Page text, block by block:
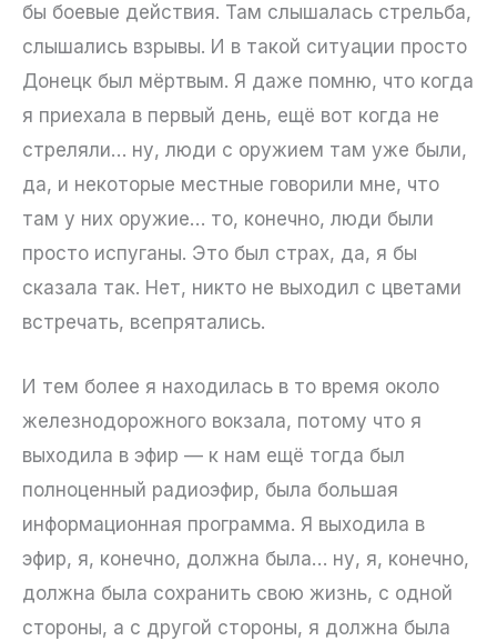
бы боевые действия. Там слышалась стрельба,
слышались взрывы. И в такой ситуации просто
Донецк был мёртвым. Я даже помню, что когда
я приехала в первый день, ещё вот когда не
стреляли… ну, люди с оружием там уже были,
да, и некоторые местные говорили мне, что
там у них оружие… то, конечно, люди были
просто испуганы. Это был страх, да, я бы
сказала так. Нет, никто не выходил с цветами
встречать, всепрятались.
И тем более я находилась в то время около
железнодорожного вокзала, потому что я
выходила в эфир — к нам ещё тогда был
полноценный радиоэфир, была большая
информационная программа. Я выходила в
эфир, я, конечно, должна была… ну, я, конечно,
должна была сохранить свою жизнь, с одной
стороны, а с другой стороны, я должна была